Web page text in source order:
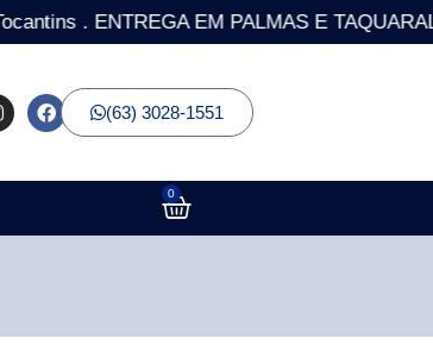
. ENTREGA EM PALMAS E
(63) 3028-1551
0